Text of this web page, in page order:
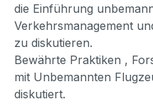
die Einführung
Verkehrsmanagement
zu diskutieren.
Bewährte Praktiken ,
mit Unbemannten
diskutiert.